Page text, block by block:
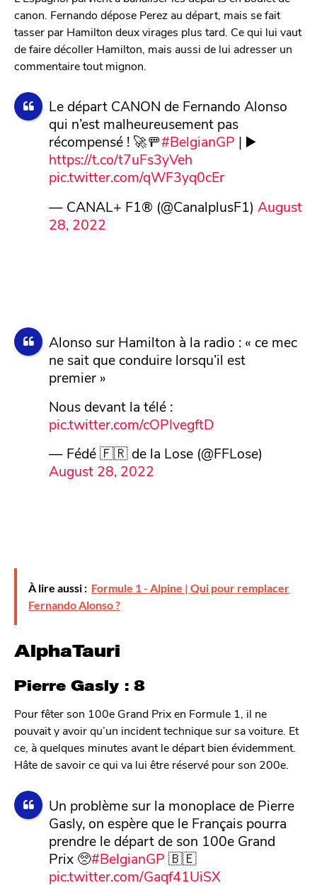
canon. Fernando dépose Perez au départ, mais se fait
tasser par Hamilton deux virages plus tard. Ce qui lui vaut
de faire décoller Hamilton, mais aussi de lui adresser un
commentaire tout mignon.
Le départ CANON de Fernando Alonso
qui n’est malheureusement pas
récompensé ! 🚀🚥#BelgianGP | ▶️
https://t.co/t7uFs3yVeh
pic.twitter.com/qWF3yq0cEr
— CANAL+ F1® (@CanalplusF1) August
28, 2022
Alonso sur Hamilton à la radio : « ce mec
ne sait que conduire lorsqu’il est
premier »
Nous devant la télé :
pic.twitter.com/cOPIvegftD
— Fédé 🇫🇷 de la Lose (@FFLose)
August 28, 2022
À lire aussi : Formule 1 - Alpine | Qui pour remplacer
Fernando Alonso ?
AlphaTauri
Pierre Gasly : 8
Pour fêter son 100e Grand Prix en Formule 1, il ne
pouvait y avoir qu’un incident technique sur sa voiture. Et
ce, à quelques minutes avant le départ bien évidemment.
Hâte de savoir ce qui va lui être réservé pour son 200e.
Un problème sur la monoplace de Pierre
Gasly, on espère que le Français pourra
prendre le départ de son 100e Grand
Prix 🥺#BelgianGP 🇧🇪
pic.twitter.com/Gaqf41UiSX